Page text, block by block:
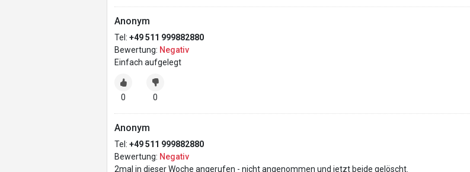
Anonym
Tel: +49 511 999882880
Bewertung: Negativ
Einfach aufgelegt
0 0
Anonym
Tel: +49 511 999882880
Bewertung: Negativ
2mal in dieser Woche angerufen - nicht angenommen und jetzt beide gelöscht.